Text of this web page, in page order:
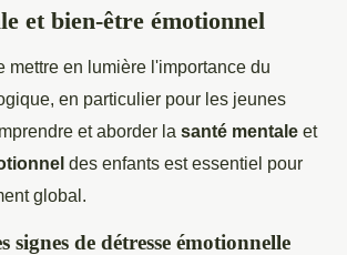
et bien-être émotionnel
mettre en lumière l'importance du
en particulier pour les jeunes
et aborder la santé mentale et
des enfants est essentiel pour
global.
signes de détresse émotionnelle